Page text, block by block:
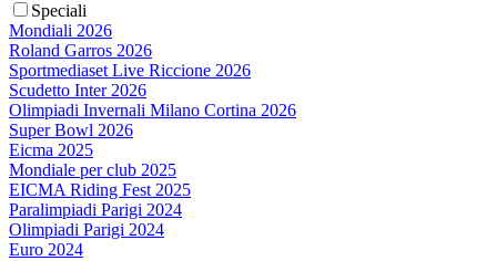
Speciali
Mondiali 2026
Roland Garros 2026
Sportmediaset Live Riccione 2026
Scudetto Inter 2026
Olimpiadi Invernali Milano Cortina 2026
Super Bowl 2026
Eicma 2025
Mondiale per club 2025
EICMA Riding Fest 2025
Paralimpiadi Parigi 2024
Olimpiadi Parigi 2024
Euro 2024